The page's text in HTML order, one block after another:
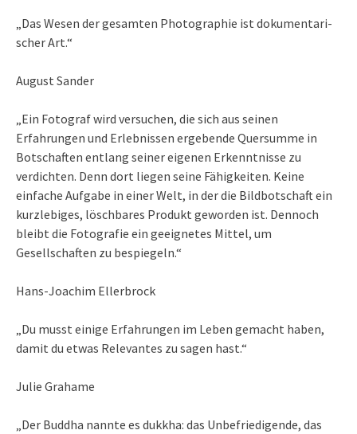
„Das We­sen der ge­sam­ten Pho­to­gra­phie ist do­ku­men­ta­ri­
scher Art.“
August Sander
„Ein Fotograf wird versuchen, die sich aus seinen
Erfahrungen und Erlebnissen ergebende Quersumme in
Botschaften entlang seiner eigenen Erkenntnisse zu
verdichten. Denn dort liegen seine Fähigkeiten. Keine
einfache Aufgabe in einer Welt, in der die Bildbotschaft ein
kurzlebiges, löschbares Produkt geworden ist. Dennoch
bleibt die Fotografie ein geeignetes Mittel, um
Gesellschaften zu bespiegeln.“
Hans-Joachim Ellerbrock
„Du musst einige Erfahrungen im Leben gemacht haben,
damit du etwas Relevantes zu sagen hast.“
Julie Grahame
„Der Buddha nannte es dukkha: das Unbefriedigende, das